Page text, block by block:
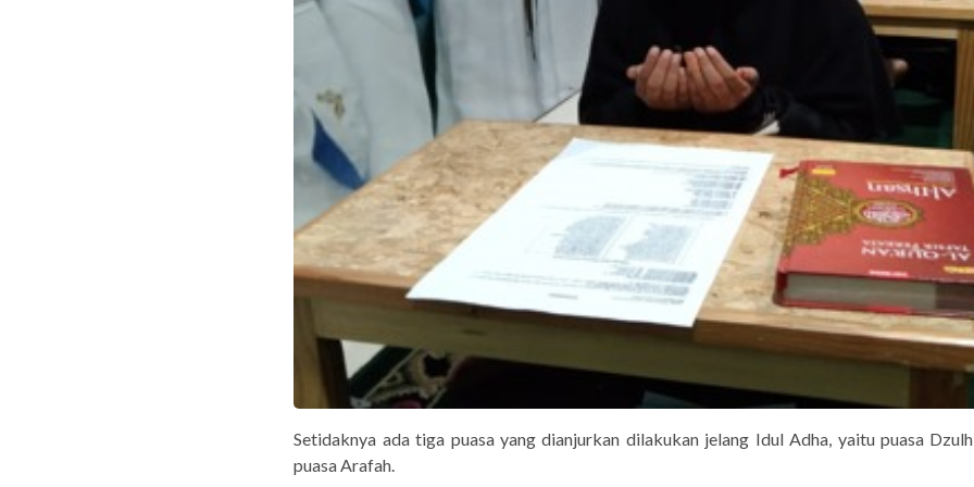
Setidaknya ada tiga puasa yang dianjurkan dilakukan jelang Idul Adha, yaitu puasa
puasa Arafah.